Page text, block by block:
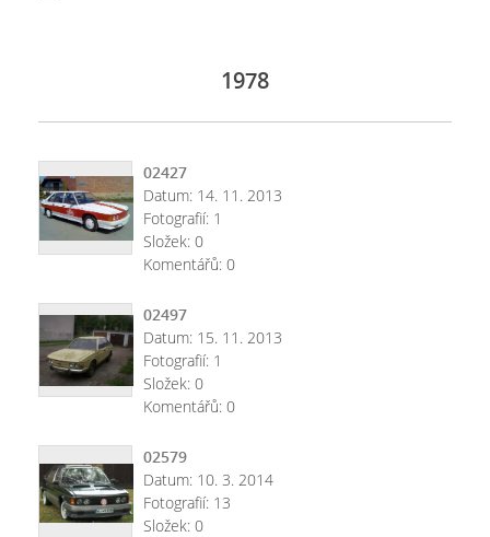
1978
02427
Datum: 14. 11. 2013
Fotografií: 1
Složek: 0
Komentářů: 0
02497
Datum: 15. 11. 2013
Fotografií: 1
Složek: 0
Komentářů: 0
02579
Datum: 10. 3. 2014
Fotografií: 13
Složek: 0